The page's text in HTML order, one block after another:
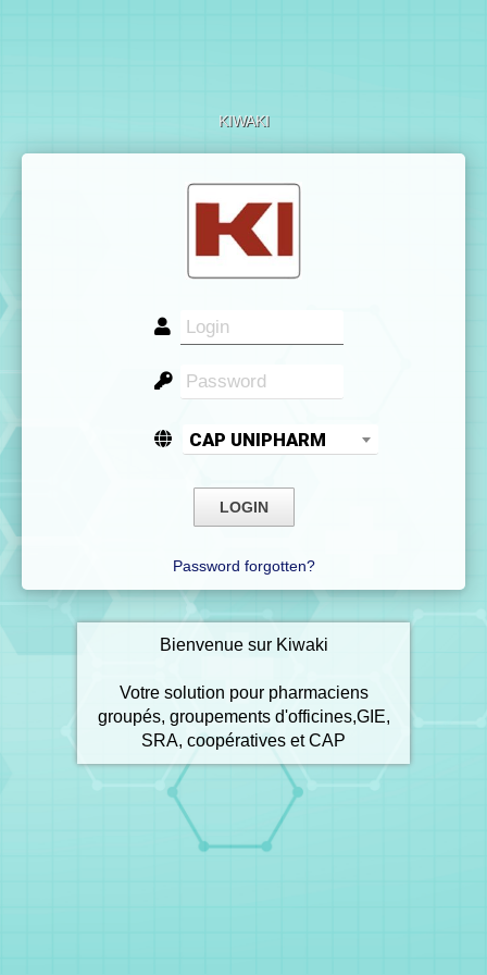
KIWAKI
CAP UNIPHARM
Password forgotten?
Bienvenue sur Kiwaki
Votre solution pour pharmaciens
groupés, groupements d'officines,GIE,
SRA, coopératives et CAP